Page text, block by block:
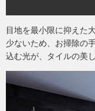
目地を最小限に抑えた
少ないため、お掃除の
込む光が、タイルの美